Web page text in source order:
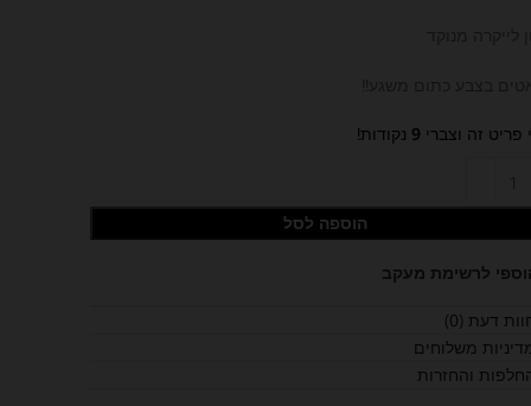
פריט זה וצברי 9 נקודות!
הוספה לסל
לרשימת מעקב
דעת (0)
משלוחים
והחזרות